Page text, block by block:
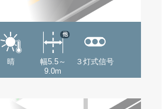
晴
幅5.5～
9.0m
他
３灯式信号